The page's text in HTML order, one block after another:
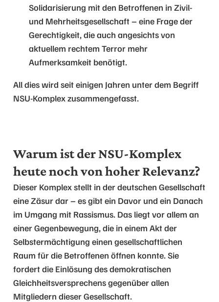
Solidarisierung mit den Betroffenen in Zivil-
und Mehrheitsgesellschaft – eine Frage der
Gerechtigkeit, die auch angesichts von
aktuellem rechtem Terror mehr
Aufmerksamkeit benötigt.
All dies wird seit einigen Jahren unter dem Begriff
NSU-Komplex zusammengefasst.
Warum ist der NSU-Komplex
heute noch von hoher Relevanz?
Dieser Komplex stellt in der deutschen Gesellschaft
eine Zäsur dar – es gibt ein Davor und ein Danach
im Umgang mit Rassismus. Das liegt vor allem an
einer Gegenbewegung, die in einem Akt der
Selbstermächtigung einen gesellschaftlichen
Raum für die Betroffenen öffnen konnte. Sie
fordert die Einlösung des demokratischen
Gleichheitsversprechens gegenüber allen
Mitgliedern dieser Gesellschaft.